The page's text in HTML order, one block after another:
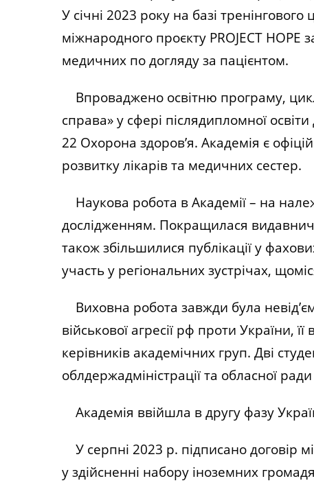
У січні 2023 року на базі
міжнародного проєкту PROJECT HOPE
медичних по догляду за пацієнтом.
Впроваджено освітню програму,
справа» у сфері післядипломної
22 Охорона здоров’я. Академія є
розвитку лікарів та медичних сестер.
Наукова робота в Академії – на
дослідженням. Покращилася
також збільшилися публікації у
участь у регіональних зустрічах,
Виховна робота завжди була
військової агресії рф проти України,
керівників академічних груп. Дві
облдержадміністрації та обласної
Академія ввійшла в другу фазу
У серпні 2023 р. підписано
у здійсненні набору іноземних